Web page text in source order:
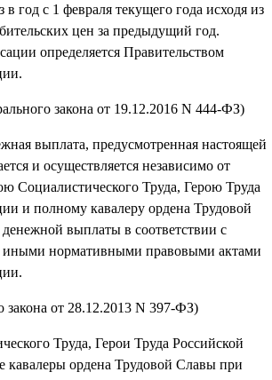
год с 1 февраля текущего года исходя из
цен за предыдущий год.
определяется Правительством
закона от 19.12.2016 N 444-ФЗ)
выплата, предусмотренная настоящей
и осуществляется независимо от
Социалистического Труда, Герою Труда
и полному кавалеру ордена Трудовой
выплаты в соответствии с
иными нормативными правовыми актами
закона от 28.12.2013 N 397-ФЗ)
Труда, Герои Труда Российской
ордена Трудовой Славы при